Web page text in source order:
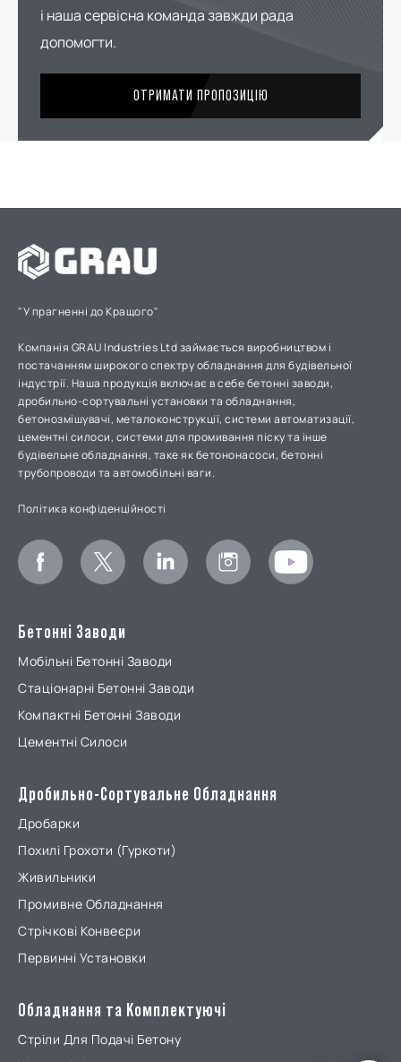
і наша сервісна команда завжди рада
допомогти.
ОТРИМАТИ ПРОПОЗИЦІЮ
"У прагненні до Кращого"
Компанія GRAU Industries Ltd займається виробництвом і
постачанням широкого спектру обладнання для будівельної
індустрії. Наша продукція включає в себе бетонні заводи,
дробильно-сортувальні установки та обладнання,
бетонозмішувачі, металоконструкції, системи автоматизації,
цементні силоси, системи для промивання піску та інше
будівельне обладнання, таке як бетононасоси, бетонні
трубопроводи та автомобільні ваги.
Політика конфіденційності
Бетонні Заводи
Мобільні Бетонні Заводи
Стаціонарні Бетонні Заводи
Компактні Бетонні Заводи
Цементні Силоси
Дробильно-Сортувальне Обладнання
Дробарки
Похилі Грохоти (Гуркоти)
Живильники
Промивне Обладнання
Стрічкові Конвеєри
Первинні Установки
Обладнання та Комплектуючі
Стріли Для Подачі Бетону